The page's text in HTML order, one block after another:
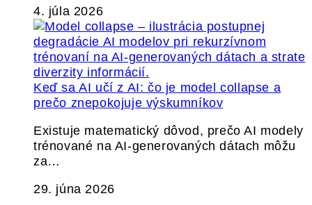
4. júla 2026
Keď sa AI učí z AI: čo je model collapse a
prečo znepokojuje výskumníkov
Existuje matematický dôvod, prečo AI modely
trénované na AI-generovaných dátach môžu
za…
29. júna 2026